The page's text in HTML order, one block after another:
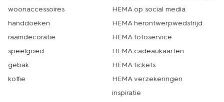
woonaccessoires
handdoeken
raamdecoratie
speelgoed
gebak
koffie
HEMA op social media
HEMA herontwerpwedstrijd
HEMA fotoservice
HEMA cadeaukaarten
HEMA tickets
HEMA verzekeringen
inspiratie